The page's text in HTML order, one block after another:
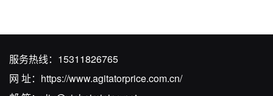
服务热线： 15311826765
网 址： https://www.agitatorprice.com.cn/